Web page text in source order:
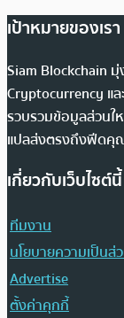
เป้าหมายของเรา
Siam Blockchain
Cryptocurrency แล
รวบรวมข้อมูลส่วนใ
แปลส่งตรงถึงฟีดคุ
เกี่ยวกับเว็บไซต์นี้
ทีมงาน
นโยบายความเป็นส่
Advertise
ตั้งค่าคุกกี้